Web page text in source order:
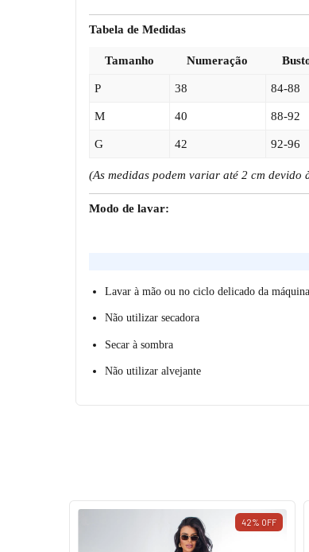
Tabela de Medidas
Tamanho Numeração
P 38 84-88
M 40 88-92
G 42 92-96
(As medidas podem variar até 2 cm devido
Modo de lavar:
Lavar à mão ou no ciclo delicado da máquina
Não utilizar secadora
Secar à sombra
Não utilizar alvejante
42% OFF